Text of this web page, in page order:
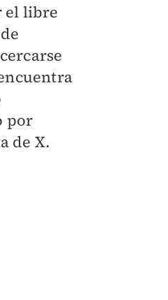
el libre
por
de X.